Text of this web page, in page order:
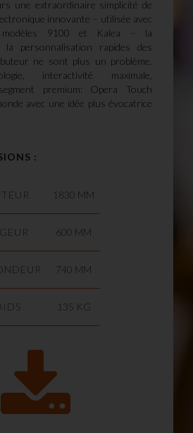
une extraordinaire simplicité de
innovante – utilisée avec
9100 et Kalea – la
la personnalisation rapides des
ne sont plus un problème.
interactivité maximale,
premium: Opera Touch
avec une idée plus évocatrice
:
1830 MM
600 MM
740 MM
135 KG